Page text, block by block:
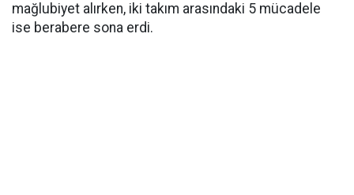
mağlubiyet alırken, iki takım arasındaki 5 mücadele
ise berabere sona erdi.